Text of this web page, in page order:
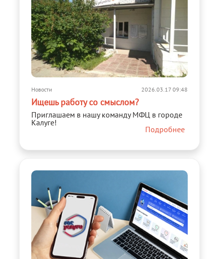
Новости 2026.03.17 09:48
Ищешь работу со смыслом?
Приглашаем в нашу команду МФЦ в городе
Калуге!
Подробнее